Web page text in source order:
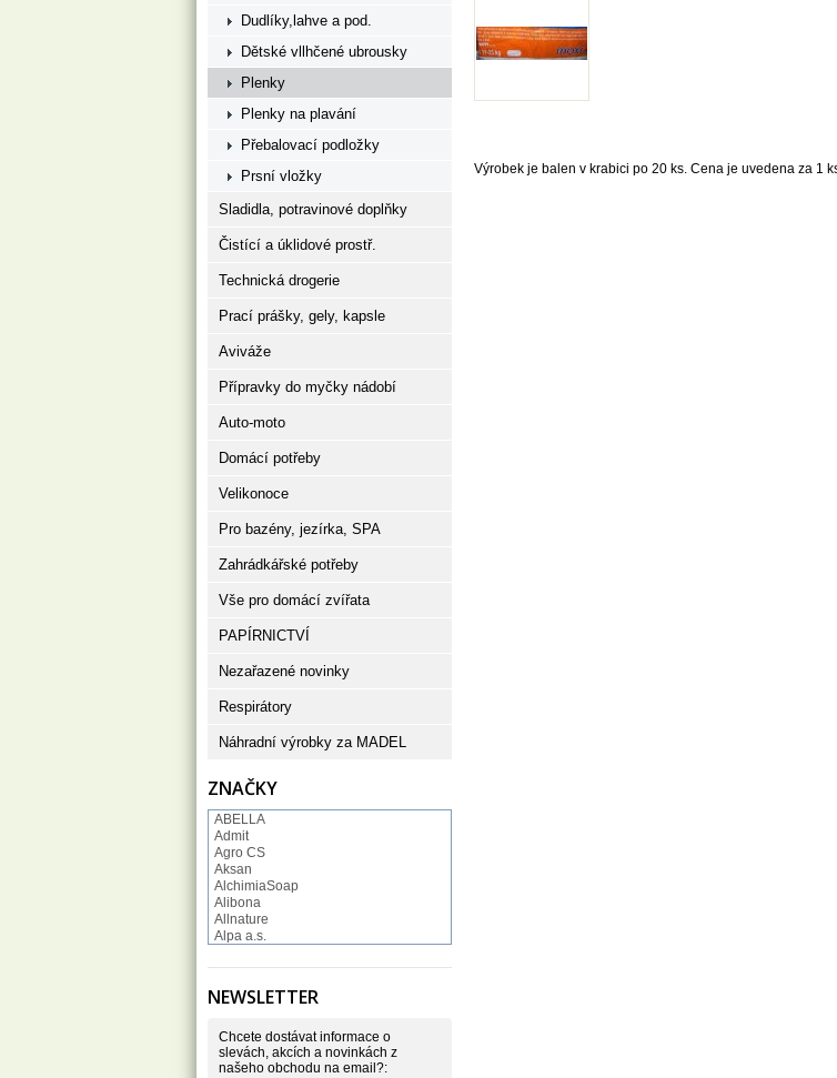
Výrobek je balen v krabici po 20 ks. Cena je uvedena za 1
Dudlíky,lahve a pod.
Dětské vllhčené ubrousky
Plenky
Plenky na plavání
Přebalovací podložky
Prsní vložky
Sladidla, potravinové doplňky
Čistící a úklidové prostř.
Technická drogerie
Prací prášky, gely, kapsle
Aviváže
Přípravky do myčky nádobí
Auto-moto
Domácí potřeby
Velikonoce
Pro bazény, jezírka, SPA
Zahrádkářské potřeby
Vše pro domácí zvířata
PAPÍRNICTVÍ
Nezařazené novinky
Respirátory
Náhradní výrobky za MADEL
ZNAČKY
ABELLA
Admit
Agro CS
Aksan
AlchimiaSoap
Alibona
Allnature
Alpa a.s.
Alufix
Astonish
Atlantic
AutoMax Group
Axcentive
NEWSLETTER
Chcete dostávat informace o
slevách, akcích a novinkách z
našeho obchodu na email?: